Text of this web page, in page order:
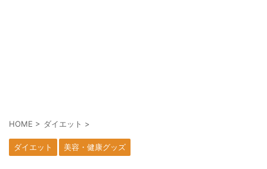
HOME > ダイエット >
ダイエット 美容・健康グッズ